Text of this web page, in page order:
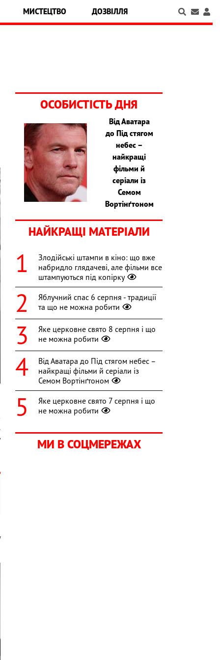
МИСТЕЦТВО ДОЗВІЛЛЯ
ОСОБИСТІСТЬ ДНЯ
Від Аватара
до Під стягом
небес –
найкращі
фільми й
серіали із
Семом
Вортінґтоном
НАЙКРАЩІ МАТЕРІАЛИ
Злодійські штампи в кіно: що вже
набридло глядачеві, але фільми все
штампуються під копірку
Яблучний спас 6 серпня - традиції
та що не можна робити
Яке церковне свято 8 серпня і що
не можна робити
Від Аватара до Під стягом небес –
найкращі фільми й серіали із
Семом Вортінґтоном
Яке церковне свято 7 серпня і що
не можна робити
МИ В СОЦМЕРЕЖАХ